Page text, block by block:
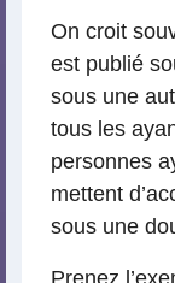
On croit
est publié
sous une
tous les
personnes
mettent
sous une
Prenez